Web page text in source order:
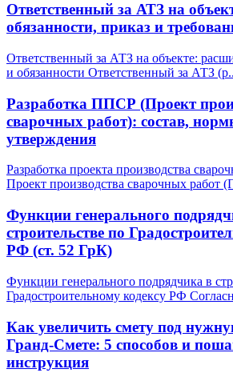
Ответственный за АТЗ на
обязанности, приказ и
Ответственный за АТЗ на объекте:
и обязанности Ответственный за АТЗ (р
Разработка ППСР (Проект
сварочных работ): состав,
утверждения
Разработка проекта производства
Проект производства сварочных работ
Функции генерального
строительстве по
РФ (ст. 52 ГрК)
Функции генерального подрядчика в
Градостроительному кодексу РФ
Как увеличить смету под
Гранд-Смете: 5 способов и
инструкция